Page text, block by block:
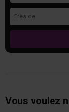
Vous voulez